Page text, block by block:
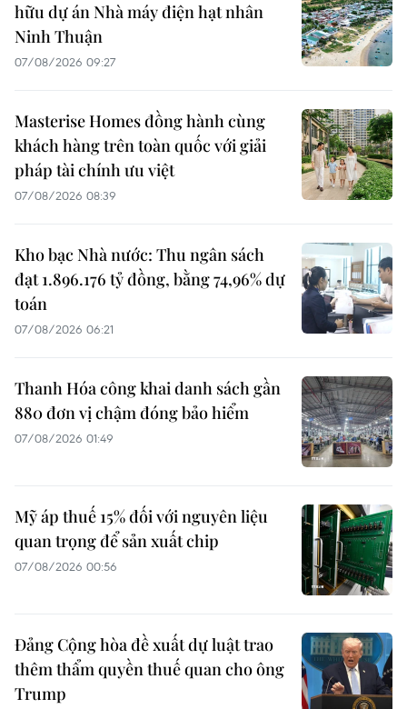
hữu dự án Nhà máy điện hạt nhân
Ninh Thuận
07/08/2026 09:27
Masterise Homes đồng hành cùng
khách hàng trên toàn quốc với giải
pháp tài chính ưu việt
07/08/2026 08:39
Kho bạc Nhà nước: Thu ngân sách
đạt 1.896.176 tỷ đồng, bằng 74,96% dự
toán
07/08/2026 06:21
Thanh Hóa công khai danh sách gần
880 đơn vị chậm đóng bảo hiểm
07/08/2026 01:49
Mỹ áp thuế 15% đối với nguyên liệu
quan trọng để sản xuất chip
07/08/2026 00:56
Đảng Cộng hòa đề xuất dự luật trao
thêm thẩm quyền thuế quan cho ông
Trump